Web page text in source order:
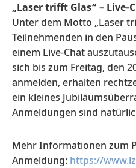
„Laser trifft Glas“ – Live-
Unter dem Motto „Laser
Teilnehmenden in den
einem Live-Chat
sich bis zum Freitag, den
anmelden, erhalten
ein kleines
Anmeldungen sind
Mehr Informationen zum
Anmeldung: https://